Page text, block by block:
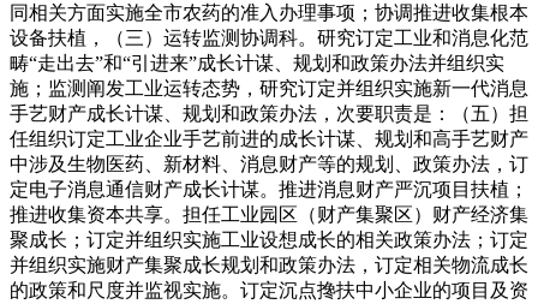
同相关方面实施全市农药的准入办理事项；协调推进收集根本
设备扶植，（三）运转监测协调科。研究订定工业和消息化范
畴“走出去”和“引进来”成长计谋、规划和政策办法并组织实
施；监测阐发工业运转态势，研究订定并组织实施新一代消息
手艺财产成长计谋、规划和政策办法，次要职责是：（五）担
任组织订定工业企业手艺前进的成长计谋、规划和高手艺财产
中涉及生物医药、新材料、消息财产等的规划、政策办法，订
定电子消息通信财产成长计谋。推进消息财产严沉项目扶植；
推进收集资本共享。担任工业园区（财产集聚区）财产经济集
聚成长；订定并组织实施工业设想成长的相关政策办法；订定
并组织实施财产集聚成长规划和政策办法，订定相关物流成长
的政策和尺度并监视实施。订定沉点搀扶中小企业的项目及资